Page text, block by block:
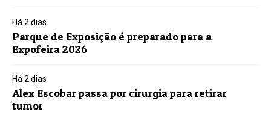
Há 2 dias
Parque de Exposição é preparado para a
Expofeira 2026
Há 2 dias
Alex Escobar passa por cirurgia para retirar
tumor